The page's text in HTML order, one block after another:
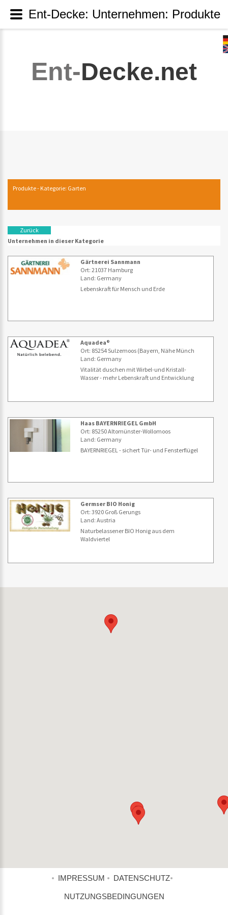
Ent-Decke.net
Produkte - Kategorie: Garten
Zurück
Unternehmen in dieser Kategorie
Gärtnerei Sannmann
Ort: 21037 Hamburg
Land: Germany
Lebenskraft für Mensch und Erde
Aquadea®
Ort: 85254 Sulzemoos (Bayern, Nähe Münch
Land: Germany
Vitalität duschen mit Wirbel-und Kristall-
Wasser - mehr Lebenskraft und Entwicklung
Haas BAYERNRIEGEL GmbH
Ort: 85250 Altomünster-Wollomoos
Land: Germany
BAYERNRIEGEL - sichert Tür- und Fensterflügel
Germser BIO Honig
Ort: 3920 Groß Gerungs
Land: Austria
Naturbelassener BIO Honig aus dem
Waldviertel
IMPRESSUM DATENSCHUTZ
NUTZUNGSBEDINGUNGEN
Ent-Decke: Unternehmen: Produkte